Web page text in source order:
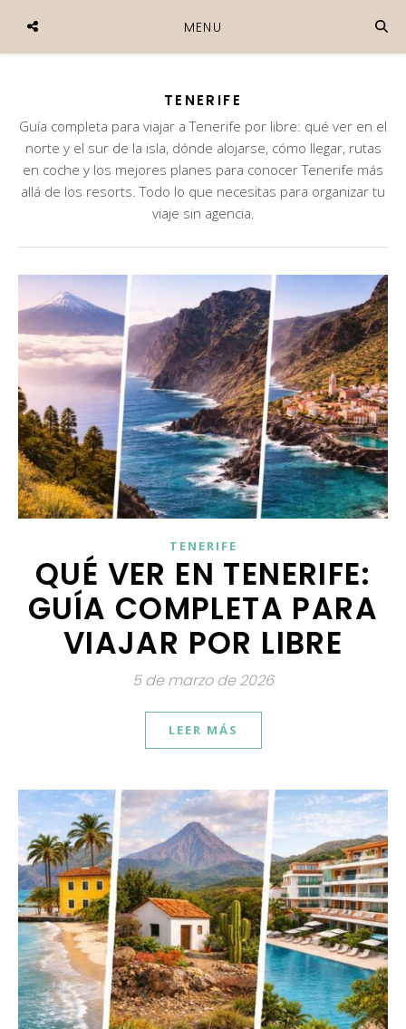
MENU
TENERIFE
Guía completa para viajar a Tenerife por libre: qué ver en el
norte y el sur de la isla, dónde alojarse, cómo llegar, rutas
en coche y los mejores planes para conocer Tenerife más
allá de los resorts. Todo lo que necesitas para organizar tu
viaje sin agencia.
TENERIFE
QUÉ VER EN TENERIFE:
GUÍA COMPLETA PARA
VIAJAR POR LIBRE
5 de marzo de 2026
LEER MÁS